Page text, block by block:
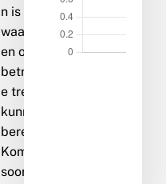
n is
waargenom
en om een
betrouwbar
e trend te
kunnen
berekenen.
Komt de
soort bij jou